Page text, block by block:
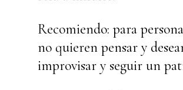
Recomiendo: para
no quieren pensar y
improvisar y seguir un